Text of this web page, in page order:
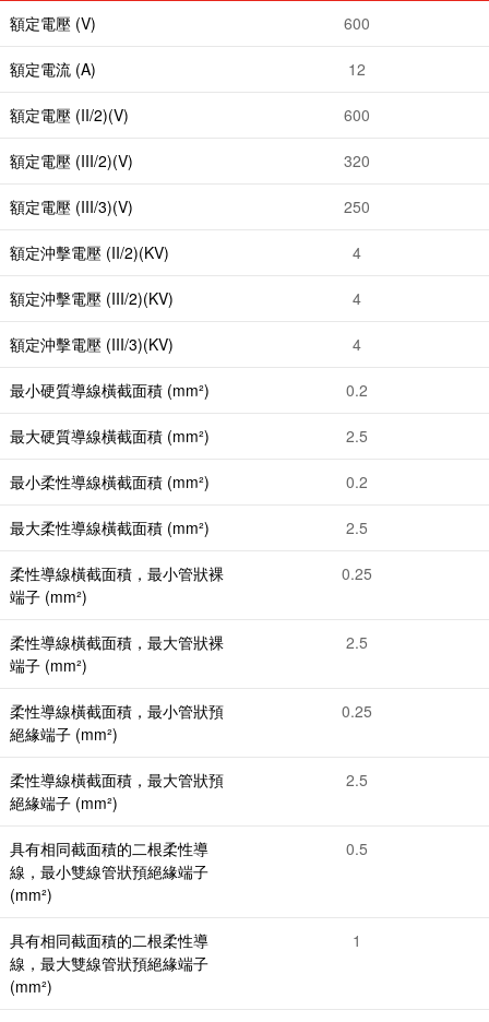
額定電壓 (V) 600
額定電流 (A) 12
額定電壓 (II/2)(V) 600
額定電壓 (III/2)(V) 320
額定電壓 (III/3)(V) 250
額定沖擊電壓 (II/2)(KV) 4
額定沖擊電壓 (III/2)(KV) 4
額定沖擊電壓 (III/3)(KV) 4
最小硬質導線橫截面積 (mm²) 0.2
最大硬質導線橫截面積 (mm²) 2.5
最小柔性導線橫截面積 (mm²) 0.2
最大柔性導線橫截面積 (mm²) 2.5
柔性導線橫截面積，最小管狀裸
端子 (mm²)
0.25
柔性導線橫截面積，最大管狀裸
端子 (mm²)
2.5
柔性導線橫截面積，最小管狀預
絕緣端子 (mm²)
0.25
柔性導線橫截面積，最大管狀預
絕緣端子 (mm²)
2.5
具有相同截面積的二根柔性導
線，最小雙線管狀預絕緣端子
(mm²)
0.5
具有相同截面積的二根柔性導
線，最大雙線管狀預絕緣端子
(mm²)
1